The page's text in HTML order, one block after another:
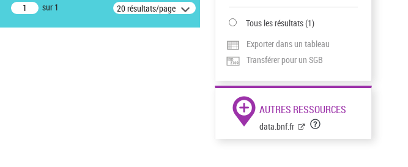
sur 1 20 résultats/page
Tous les résultats(1)
Exporter dans un tableau
Transférer pour un SGB
AUTRES RESSOURCES
data.bnf.fr